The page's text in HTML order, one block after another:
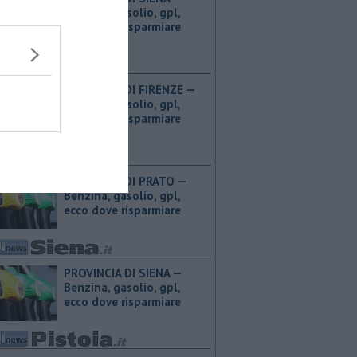
Benzina, gasolio, gpl,
ecco dove risparmiare
PROVINCIA DI FIRENZE — ​
Benzina, gasolio, gpl,
ecco dove risparmiare
PROVINCIA DI PRATO — ​
Benzina, gasolio, gpl,
ecco dove risparmiare
PROVINCIA DI SIENA — ​
Benzina, gasolio, gpl,
ecco dove risparmiare